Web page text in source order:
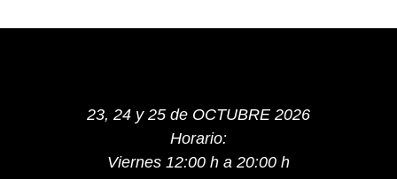
23, 24 y 25 de OCTUBRE 2026
Horario:
Viernes 12:00 h a 20:00 h